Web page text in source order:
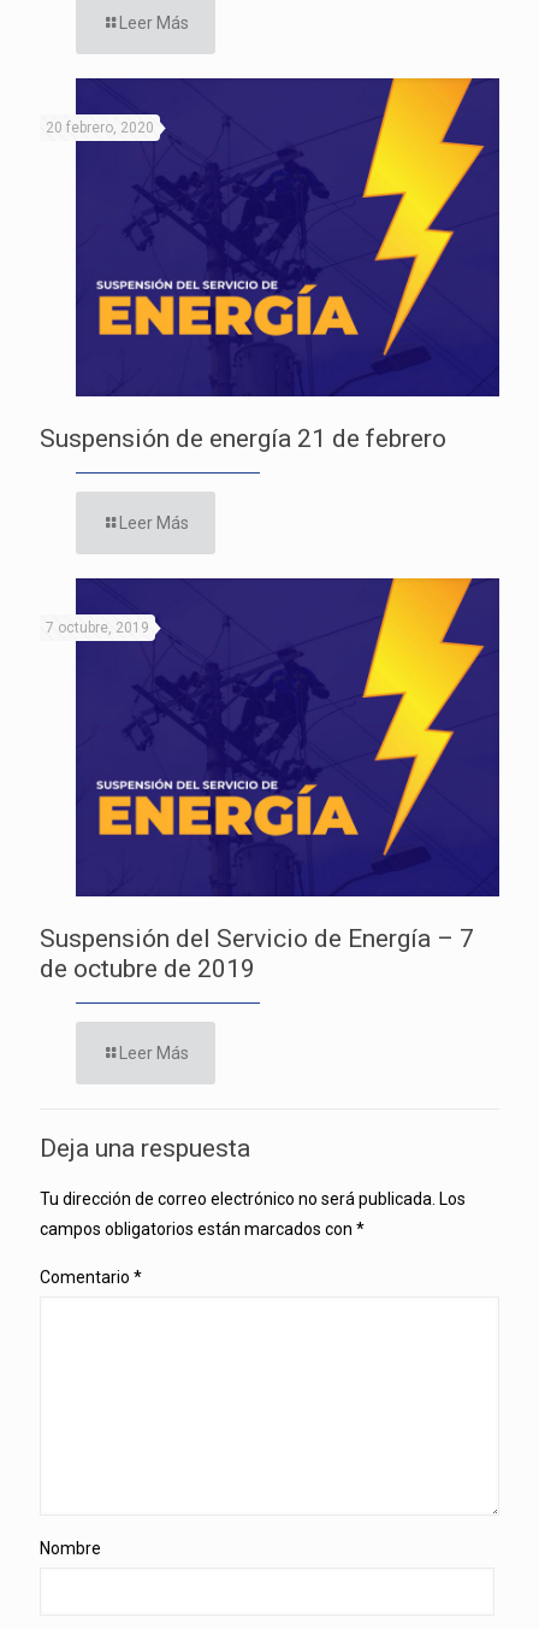
Leer Más
20 febrero, 2020
Suspensión de energía 21 de febrero
Leer Más
7 octubre, 2019
Suspensión del Servicio de Energía – 7
de octubre de 2019
Leer Más
Deja una respuesta
Tu dirección de correo electrónico no será publicada. Los
campos obligatorios están marcados con *
Comentario *
Nombre